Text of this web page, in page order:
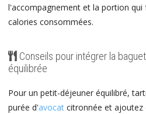
l'accompagnement et la portion
calories consommées.
Conseils pour intégrer la
équilibrée
Pour un petit-déjeuner équilibré,
purée d'avocat citronnée et